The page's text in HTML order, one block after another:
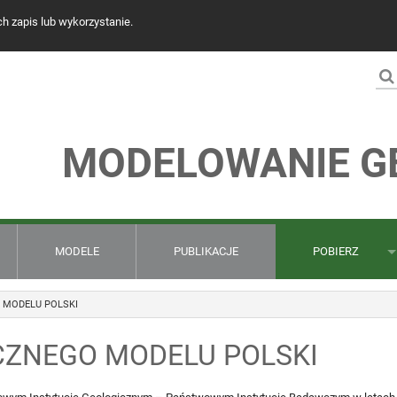
zapis lub wykorzystanie.
MODELOWANIE
MODELE PUBLIKACJE POBIERZ
PROGRAM GEO3D
POLSKI
MODELU POLSKI